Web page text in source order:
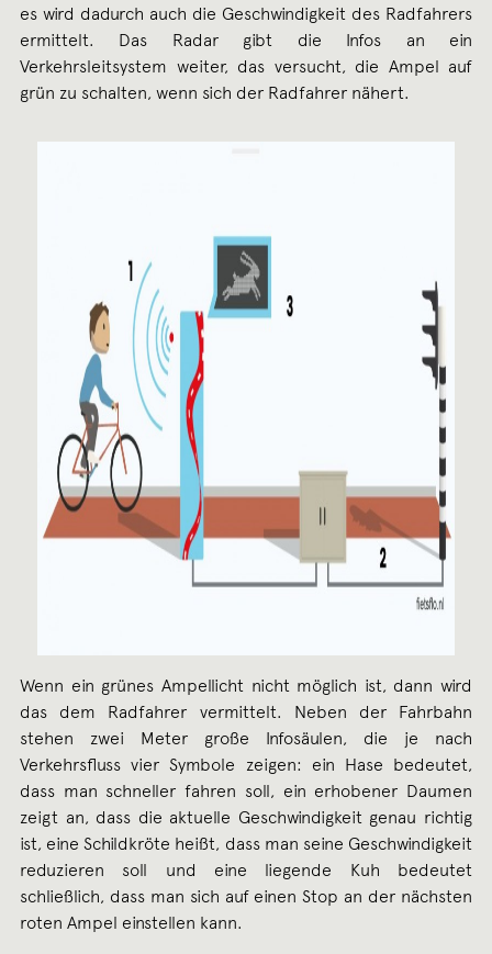
es wird dadurch auch die Geschwindigkeit des Radfahrers
ermittelt. Das Radar gibt die Infos an ein
Verkehrsleitsystem weiter, das versucht, die Ampel auf
grün zu schalten, wenn sich der Radfahrer nähert.
Wenn ein grünes Ampellicht nicht möglich ist, dann wird
das dem Radfahrer vermittelt. Neben der Fahrbahn
stehen zwei Meter große Infosäulen, die je nach
Verkehrsfluss vier Symbole zeigen: ein Hase bedeutet,
dass man schneller fahren soll, ein erhobener Daumen
zeigt an, dass die aktuelle Geschwindigkeit genau richtig
ist, eine Schildkröte heißt, dass man seine Geschwindigkeit
reduzieren soll und eine liegende Kuh bedeutet
schließlich, dass man sich auf einen Stop an der nächsten
roten Ampel einstellen kann.